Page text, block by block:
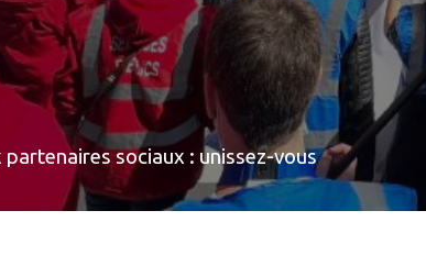
sociaux : unissez-vous